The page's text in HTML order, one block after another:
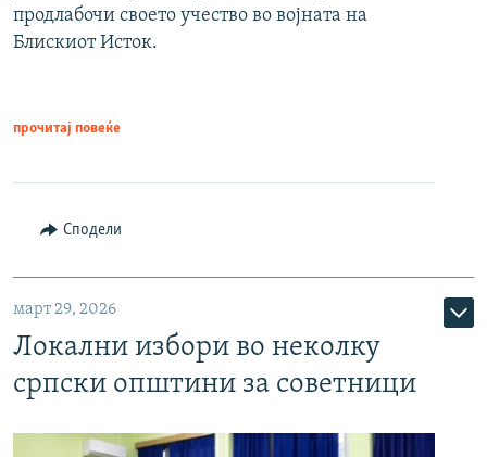
продлабочи своето учество во војната на
Блискиот Исток.
прочитај повеќе
Сподели
март 29, 2026
Локални избори во неколку
српски општини за советници